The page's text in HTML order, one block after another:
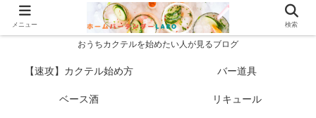
おうちカクテルを始めたい人が見るブログ
【速攻】カクテル始め方 バー道具
ベース酒 リキュール
メニュー 検索